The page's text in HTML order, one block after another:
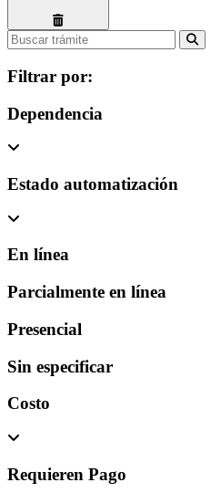
Filtrar por:
Dependencia
Estado automatización
En línea
Parcialmente en línea
Presencial
Sin especificar
Costo
Requieren Pago